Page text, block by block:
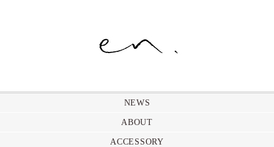
NEWS
ABOUT
ACCESSORY